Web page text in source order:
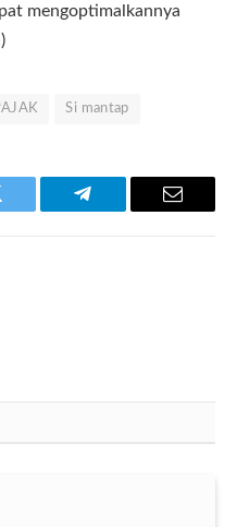
mengoptimalkannya
Si mantap
Telegram Email